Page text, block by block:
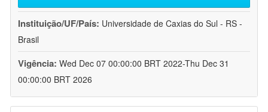
Instituição/UF/País: Universidade de Caxias do Sul - RS -
Brasil
Vigência: Wed Dec 07 00:00:00 BRT 2022-Thu Dec 31
00:00:00 BRT 2026